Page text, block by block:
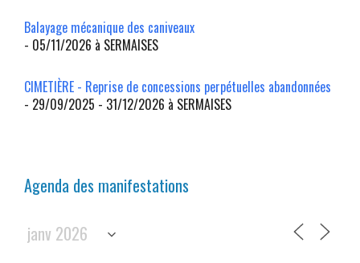
Balayage mécanique des caniveaux
- 05/11/2026 à SERMAISES
CIMETIÈRE - Reprise de concessions perpétuelles abandonnées
- 29/09/2025 - 31/12/2026 à SERMAISES
Agenda des manifestations